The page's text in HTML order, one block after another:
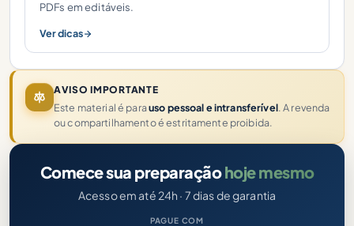
PDFs em editáveis.
Ver dicas
AVISO IMPORTANTE
Este material é parauso pessoal e intransferível. A revenda
ou compartilhamento é estritamente proibida.
Comece sua preparaçãohoje mesmo
Acesso em até 24h · 7 dias de garantia
PAGUE COM